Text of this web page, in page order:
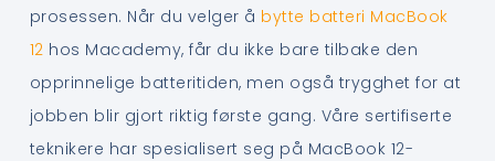
prosessen. Når du velger å bytte batteri MacBook
12 hos Macademy, får du ikke bare tilbake den
opprinnelige batteritiden, men også trygghet for at
jobben blir gjort riktig første gang. Våre sertifiserte
teknikere har spesialisert seg på MacBook 12-